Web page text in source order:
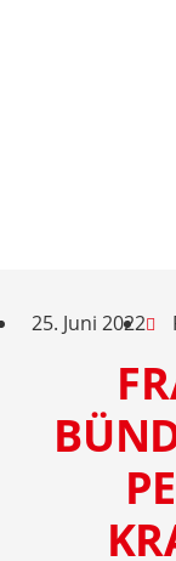
25. Juni 2022